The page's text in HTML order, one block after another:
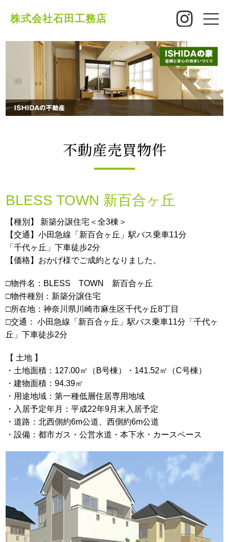
株式会社石田工務店
toggle
不動産売買物件
BLESS TOWN 新百合ヶ丘
【種別】 新築分譲住宅＜全3棟＞
【交通】小田急線「新百合ヶ丘」駅バス乗車11分
「千代ヶ丘」下車徒歩2分
【価格】おかげ様でご成約となりました。
□物件名：BLESS TOWN 新百合ヶ丘
□物件種別：新築分譲住宅
□所在地：神奈川県川崎市麻生区千代ヶ丘8丁目
□交通： 小田急線「新百合ヶ丘」駅バス乗車11分「千代ヶ
丘」下車徒歩2分
【 土地 】
・土地面積：127.00㎡（B号棟）・141.52㎡（C号棟）
・建物面積：94.39㎡
・用途地域：第一種低層住居専用地域
・入居予定年月：平成22年9月末入居予定
・道路：北西側約6m公道、西側約6m公道
・設備：都市ガス・公営水道・本下水・カースペース